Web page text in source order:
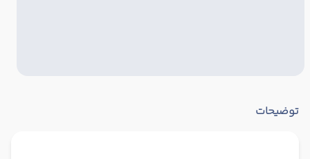
توضیحات